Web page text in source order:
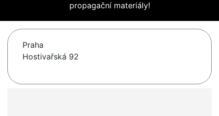
propagační materiály!
Praha
Hostivařská 92